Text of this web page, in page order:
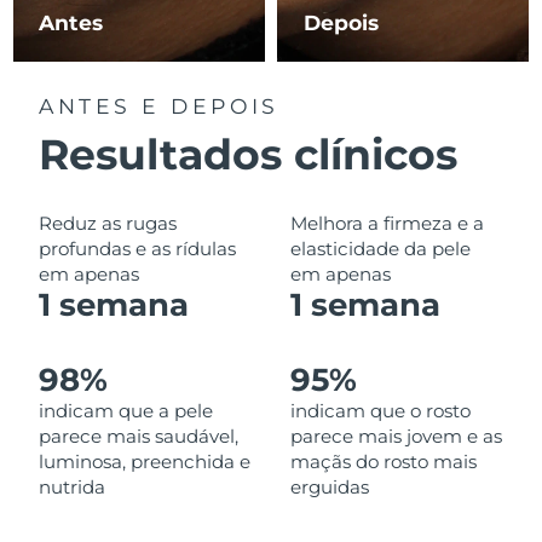
Antes Depois
ANTES E DEPOIS
Resultados clínicos
Reduz as rugas
profundas e as rídulas
em apenas
1 semana
Melhora a firmeza e a
elasticidade da pele
em apenas
1 semana
98%
indicam que a pele
parece mais saudável,
luminosa, preenchida e
nutrida
95%
indicam que o rosto
parece mais jovem e as
maçãs do rosto mais
erguidas
Omã Entrega prevista
Entrega prevista
Porto Rico Entrega prevista8/10/26
Catar Entrega prevista
Romênia Entrega prevista8/8/26
Rússia Entrega prevista 8/16/26